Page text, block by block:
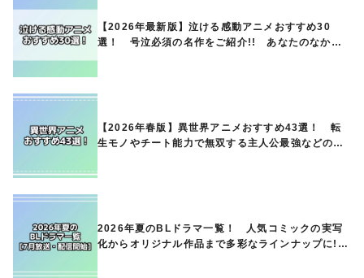
【2026年最新版】泣ける感動アニメおすすめ30
選！ 号泣必須の名作をご紹介!! あなたのなかの
【2026年春版】異世界アニメおすすめ43選！ 転
生モノやチート能力で無双する主人公最強などの人
2026年夏のBLドラマ一覧！ 人気コミックの実写
化からオリジナル作品まで多彩なラインナップに!!